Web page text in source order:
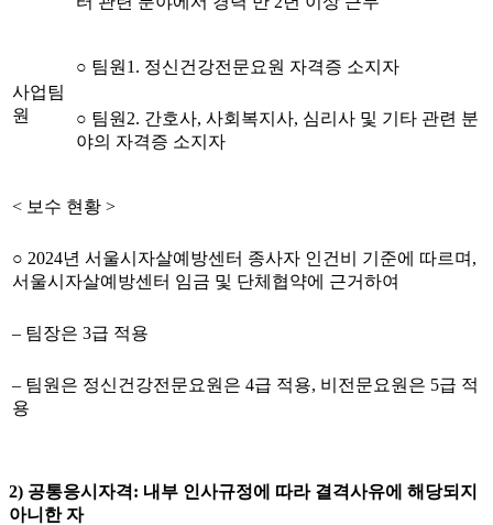
사업팀
원
○ 팀원1. 정신건강전문요원 자격증 소지자
○ 팀원2. 간호사, 사회복지사, 심리사 및 기타 관련 분
야의 자격증 소지자
< 보수 현황 >
○ 2024년 서울시자살예방센터 종사자 인건비 기준에 따르며,
서울시자살예방센터 임금 및 단체협약에 근거하여
– 팀장은 3급 적용
– 팀원은 정신건강전문요원은 4급 적용, 비전문요원은 5급 적
용
2) 공통응시자격: 내부 인사규정에 따라 결격사유에 해당되지
아니한 자